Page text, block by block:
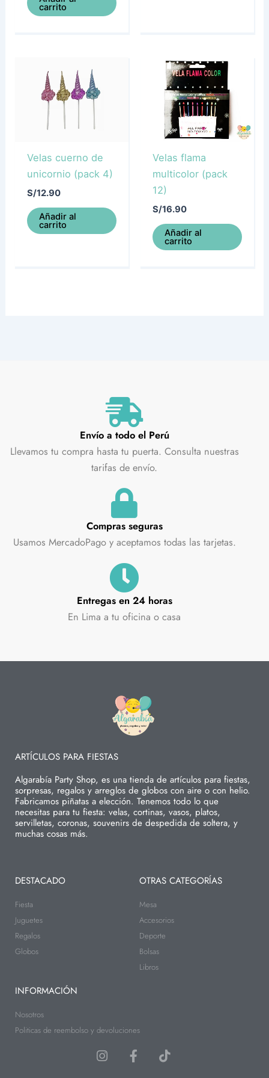
carrito
Velas cuerno de
unicornio (pack 4)
S/12.90
Añadir al
carrito
Velas flama
multicolor (pack
12)
S/16.90
Añadir al
carrito
Envío a todo el Perú
Llevamos tu compra hasta tu puerta. Consulta nuestras
tarifas de envío.
Compras seguras
Usamos MercadoPago y aceptamos todas las tarjetas.
Entregas en 24 horas
En Lima a tu oficina o casa
ARTÍCULOS PARA FIESTAS
Algarabía Party Shop, es una tienda de artículos para fiestas,
sorpresas, regalos y arreglos de globos con aire o con helio.
Fabricamos piñatas a elección. Tenemos todo lo que
necesitas para tu fiesta: velas, cortinas, vasos, platos,
servilletas, coronas, souvenirs de despedida de soltera, y
muchas cosas más.
DESTACADO
Fiesta
Juguetes
Regalos
Globos
OTRAS CATEGORÍAS
Mesa
Accesorios
Deporte
Bolsas
Libros
INFORMACIÓN
Nosotros
Politicas de reembolso y devoluciones
I
F
a
T
i